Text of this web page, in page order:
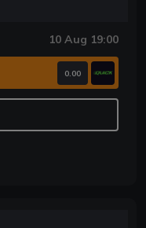
10 Aug 19:00
0.00